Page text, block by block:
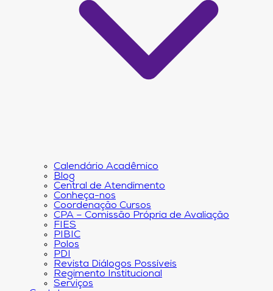
Calendário Acadêmico
Blog
Central de Atendimento
Conheça-nos
Coordenação Cursos
CPA – Comissão Própria de Avaliação
FIES
PIBIC
Polos
PDI
Revista Diálogos Possíveis
Regimento Institucional
Serviços